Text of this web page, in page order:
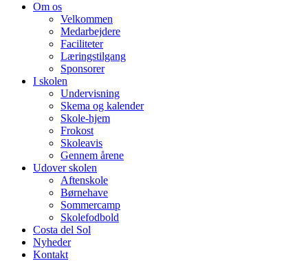
Om os
Velkommen
Medarbejdere
Faciliteter
Læringstilgang
Sponsorer
I skolen
Undervisning
Skema og kalender
Skole-hjem
Frokost
Skoleavis
Gennem årene
Udover skolen
Aftenskole
Børnehave
Sommercamp
Skolefodbold
Costa del Sol
Nyheder
Kontakt